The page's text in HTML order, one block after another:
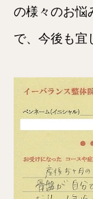
の様々のお悩
で、今後も宜